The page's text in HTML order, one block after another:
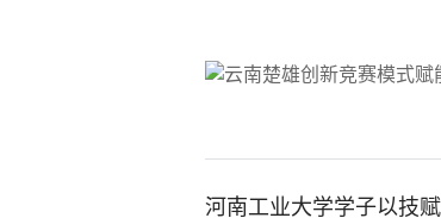
河南工业大学学子以技